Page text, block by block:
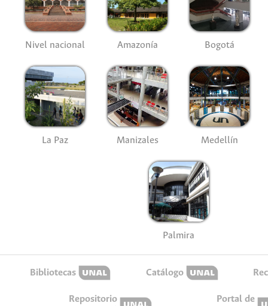
Nivel nacional Amazonía Bogotá
La Paz Manizales Medellín
Palmira
Bibliotecas Catálogo
Repositorio
Portal de